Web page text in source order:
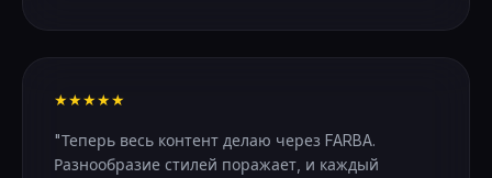
★★★★★
"Теперь весь контент делаю через FARBA.
Разнообразие стилей поражает, и каждый